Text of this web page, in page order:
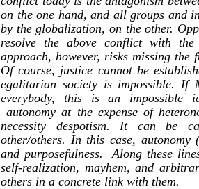
on the one hand, and all groups and
by the globalization, on the other.
resolve the above conflict with
approach, however, risks missing the
Of course, justice cannot be
egalitarian society is impossible. If
everybody, this is an impossible
autonomy at the expense of
necessity despotism. It can be
other/others. In this case, autonomy
and purposefulness. Along these
self-realization, mayhem, and
others in a concrete link with them.